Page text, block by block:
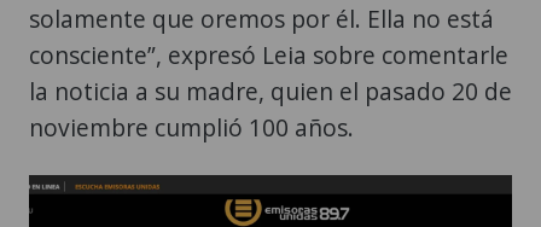
solamente que oremos por él. Ella no está
consciente”, expresó Leia sobre comentarle
la noticia a su madre, quien el pasado 20 de
noviembre cumplió 100 años.